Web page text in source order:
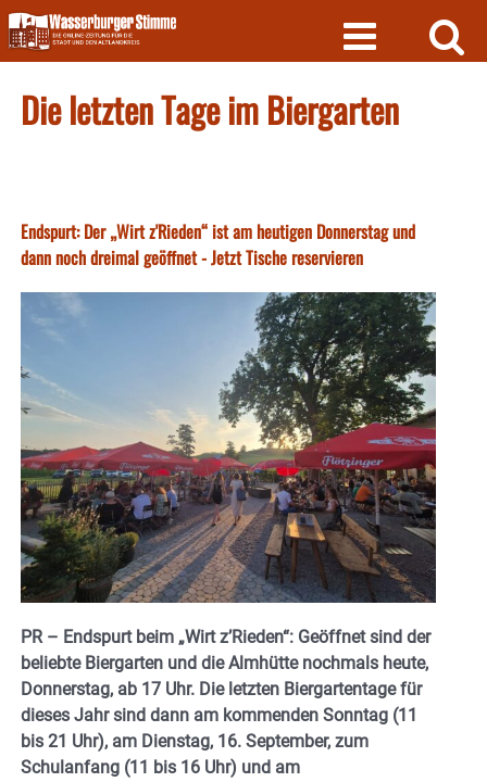
Skip
to
content
Die letzten Tage im Biergarten
Endspurt: Der „Wirt z'Rieden“ ist am heutigen Donnerstag und
dann noch dreimal geöffnet - Jetzt Tische reservieren
PR – Endspurt beim „Wirt z’Rieden“: Geöffnet sind der
beliebte Biergarten und die Almhütte nochmals heute,
Donnerstag, ab 17 Uhr. Die letzten Biergartentage für
dieses Jahr sind dann am kommenden Sonntag (11
bis 21 Uhr), am Dienstag, 16. September, zum
Schulanfang (11 bis 16 Uhr) und am